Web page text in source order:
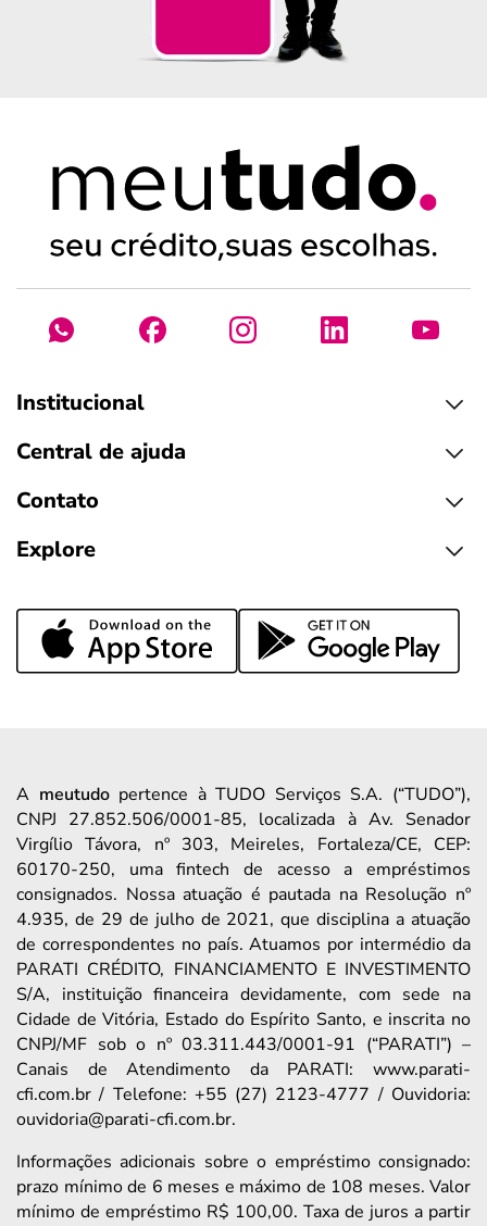
Institucional
Central de ajuda
Contato
Explore
A meutudopertence à TUDO Serviços S.A. (“TUDO”),
CNPJ 27.852.506/0001-85, localizada à Av. Senador
Virgílio Távora, nº 303, Meireles, Fortaleza/CE, CEP:
60170-250, uma fintech de acesso a empréstimos
consignados. Nossa atuação é pautada na Resolução nº
4.935, de 29 de julho de 2021, que disciplina a atuação
de correspondentes no país. Atuamos por intermédio da
PARATI CRÉDITO, FINANCIAMENTO E INVESTIMENTO
S/A, instituição financeira devidamente, com sede na
Cidade de Vitória, Estado do Espírito Santo, e inscrita no
CNPJ/MF sob o nº 03.311.443/0001-91 (“PARATI”) –
Canais de Atendimento da PARATI: www.parati-
cfi.com.br / Telefone: +55 (27) 2123-4777 / Ouvidoria:
ouvidoria@parati-cfi.com.br.
Informações adicionais sobre o empréstimo consignado:
prazo mínimo de 6 meses e máximo de 108 meses. Valor
mínimo de empréstimo R$ 100,00. Taxa de juros a partir